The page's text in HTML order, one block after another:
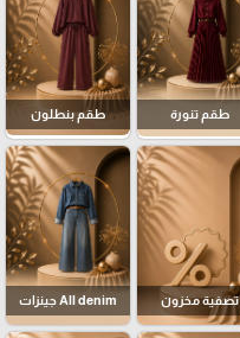
طقم تنورة طقم بنطلون
تصفية مخزون All denim جينزات